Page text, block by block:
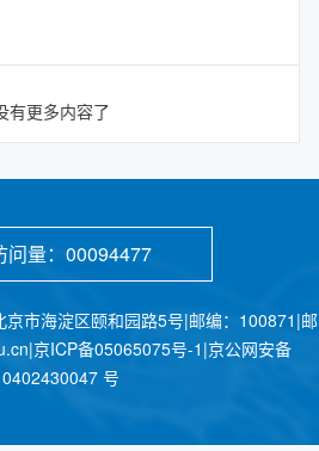
有更多内容了
量： 00094477
市海淀区颐和园路5号|邮编：100871|邮
京ICP备05065075号-1|京公网安备
号